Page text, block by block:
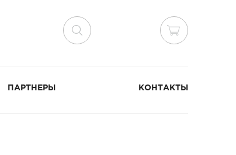
ПАРТНЕРЫ КОНТАКТЫ